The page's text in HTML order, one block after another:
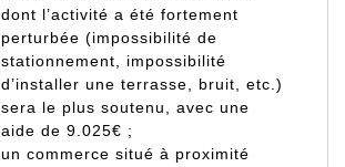
dont l’activité a été fortement
perturbée (impossibilité de
stationnement, impossibilité
d’installer une terrasse, bruit, etc.)
sera le plus soutenu, avec une
aide de 9.025€ ;
un commerce situé à proximité